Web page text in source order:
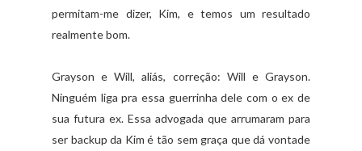
permitam-me dizer, Kim, e temos um resultado
realmente bom.
Grayson e Will, aliás, correção: Will e Grayson.
Ninguém liga pra essa guerrinha dele com o ex de
sua futura ex. Essa advogada que arrumaram para
ser backup da Kim é tão sem graça que dá vontade